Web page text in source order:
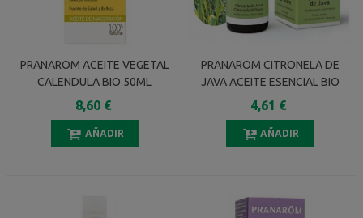
PRANAROM ACEITE VEGETAL
CALENDULA BIO 50ML
8,60 €
AÑADIR
PRANAROM CITRONELA DE
JAVA ACEITE ESENCIAL BIO
10 ML
4,61 €
AÑADIR